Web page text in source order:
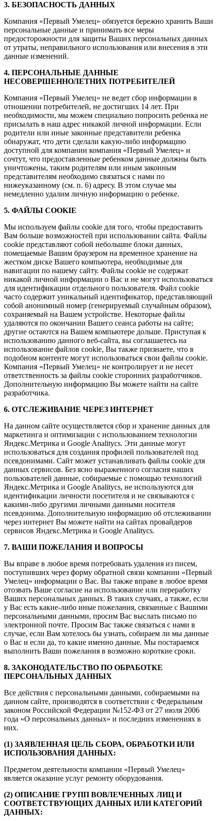
3. БЕЗОПАСНОСТЬ ДАННЫХ
Компания «Первый Умелец» обязуется бережно хранить Ваши
персональные данные и принимать все меры
предосторожности для защиты Ваших персональных данных
от утраты, неправильного использования или внесения в эти
данные изменений.
4. ПЕРСОНАЛЬНЫЕ ДАННЫЕ
НЕСОВЕРШЕННОЛЕТНИХ ПОТРЕБИТЕЛЕЙ
Компания «Первый Умелец» не ведет сбор информации в
отношении потребителей, не достигших 14 лет. При
необходимости, мы можем специально попросить ребенка не
присылать в наш адрес никакой личной информации. Если
родители или иные законные представители ребенка
обнаружат, что дети сделали какую-либо информацию
доступной для компании компания «Первый Умелец» и
сочтут, что предоставленные ребенком данные должны быть
уничтожены, таким родителям или иным законным
представителям необходимо связаться с нами по
нижеуказанному (см. п. 6) адресу. В этом случае мы
немедленно удалим личную информацию о ребенке.
5. ФАЙЛЫ COOKIE
Мы используем файлы cookie для того, чтобы предоставить
Вам больше возможностей при использовании сайта. Файлы
cookie представляют собой небольшие блоки данных,
помещаемые Вашим браузером на временное хранение на
жестком диске Вашего компьютера, необходимые для
навигации по нашему сайту. Файлы cookie не содержат
никакой личной информации о Вас и не могут использоваться
для идентификации отдельного пользователя. Файл cookie
часто содержит уникальный идентификатор, представляющий
собой анонимный номер (генерируемый случайным образом),
сохраняемый на Вашем устройстве. Некоторые файлы
удаляются по окончании Вашего сеанса работы на сайте;
другие остаются на Вашем компьютере дольше. Приступая к
использованию данного веб-сайта, вы соглашаетесь на
использование файлов cookie, Вы также признаете, что в
подобном контенте могут использоваться свои файлы cookie.
Компания «Первый Умелец» не контролирует и не несет
ответственность за файлы cookie сторонних разработчиков.
Дополнительную информацию Вы можете найти на сайте
разработчика.
6. ОТСЛЕЖИВАНИЕ ЧЕРЕЗ ИНТЕРНЕТ
На данном сайте осуществляется сбор и хранение данных для
маркетинга и оптимизации с использованием технологии
Яндекс.Метрика и Google Analitycs. Эти данные могут
использоваться для создания профилей пользователей под
псевдонимами. Сайт может устанавливать файлы cookie для
данных сервисов. Без ясно выраженного согласия наших
пользователей данные, собираемые с помощью технологий
Яндекс.Метрика и Google Analitycs, не используются для
идентификации личности посетителя и не связываются с
какими-либо другими личными данными носителя
псевдонима. Дополнительную информацию об отслеживании
через интернет Вы можете найти на сайтах провайдеров
сервисов Яндекс.Метрика и Google Analitycs.
7. ВАШИ ПОЖЕЛАНИЯ И ВОПРОСЫ
Вы вправе в любое время потребовать удаления из писем,
поступивших через форму обратной связи компании «Первый
Умелец» информации о Вас. Вы также вправе в любое время
отозвать Ваше согласие на использование или переработку
Ваших персональных данных. В таких случаях, а также, если
у Вас есть какие-либо иные пожелания, связанные с Вашими
персональными данными, просим Вас выслать письмо по
электронной почте. Просим Вас также связаться с нами в
случае, если Вам хотелось бы узнать, собираем ли мы данные
о Вас и если да, то какие именно данные. Мы постараемся
выполнить Ваши пожелания в возможно короткие сроки.
8. ЗАКОНОДАТЕЛЬСТВО ПО ОБРАБОТКЕ
ПЕРСОНАЛЬНЫХ ДАННЫХ
Все действия с персональными данными, собираемыми на
данном сайте, производятся в соответствии с Федеральным
законом Российской Федерации №152-ФЗ от 27 июля 2006
года «О персональных данных» и последних изменениях в
них.
(1) ЗАЯВЛЕННАЯ ЦЕЛЬ СБОРА, ОБРАБОТКИ ИЛИ
ИСПОЛЬЗОВАНИЯ ДАННЫХ:
Предметом деятельности компании «Первый Умелец»
является оказание услуг ремонту оборудования.
(2) ОПИСАНИЕ ГРУПП ВОВЛЕЧЕННЫХ ЛИЦ И
СООТВЕТСТВУЮЩИХ ДАННЫХ ИЛИ КАТЕГОРИЙ
ДАННЫХ: